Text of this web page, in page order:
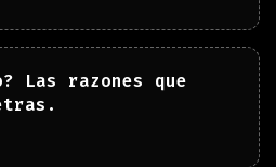
Las razones que